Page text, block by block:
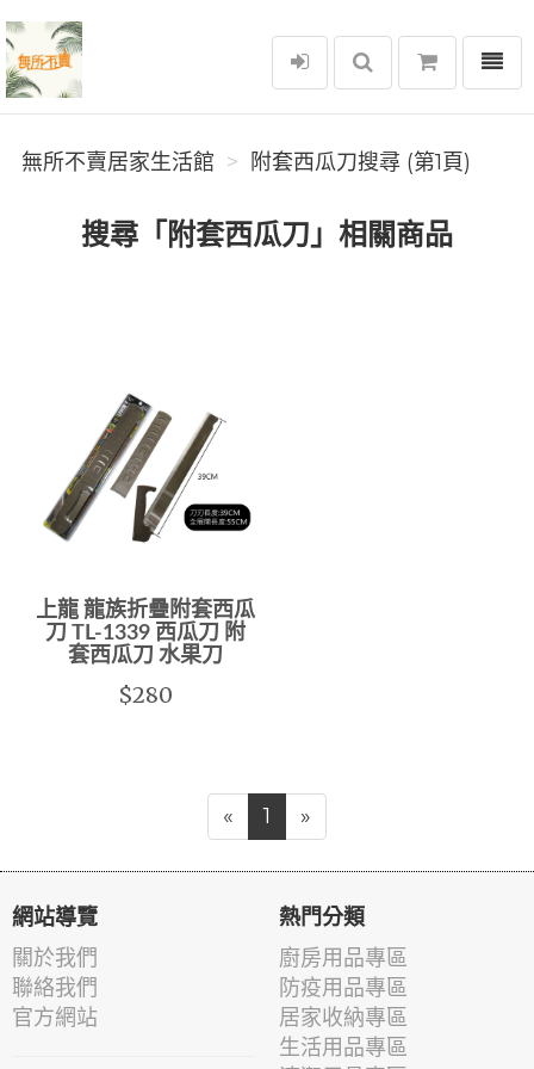
無所不賣居家生活館
選單
無所不賣居家生活館 附套西瓜刀搜尋 (第1頁)
搜尋「附套西瓜刀」相關商品
上龍 龍族折疊附套西瓜
刀 TL-1339 西瓜刀 附
套西瓜刀 水果刀
$280
« 1 »
網站導覽
關於我們
聯絡我們
官方網站
熱門分類
廚房用品專區
防疫用品專區
居家收納專區
生活用品專區